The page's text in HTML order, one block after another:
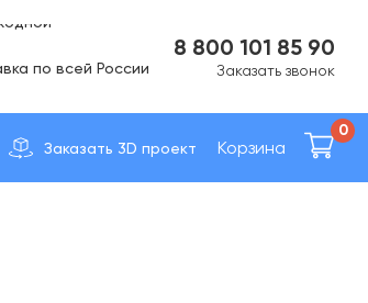
8 800 101 85 90
Заказать звонок
Заказать 3D проект Корзина
0